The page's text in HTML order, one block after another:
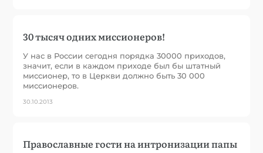
30 тысяч одних миссионеров!
У нас в России сегодня порядка 30000 приходов,
значит, если в каждом приходе был бы штатный
миссионер, то в Церкви должно быть 30 000
миссионеров.
30.10.2013
Православные гости на интронизации папы